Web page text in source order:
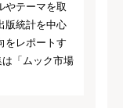
やテーマを取
版統計を中心
をレポートす
「ムック市場